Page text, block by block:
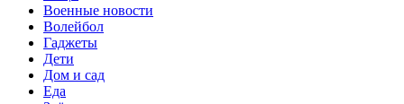
Военные новости
Волейбол
Гаджеты
Дети
Дом и сад
Еда